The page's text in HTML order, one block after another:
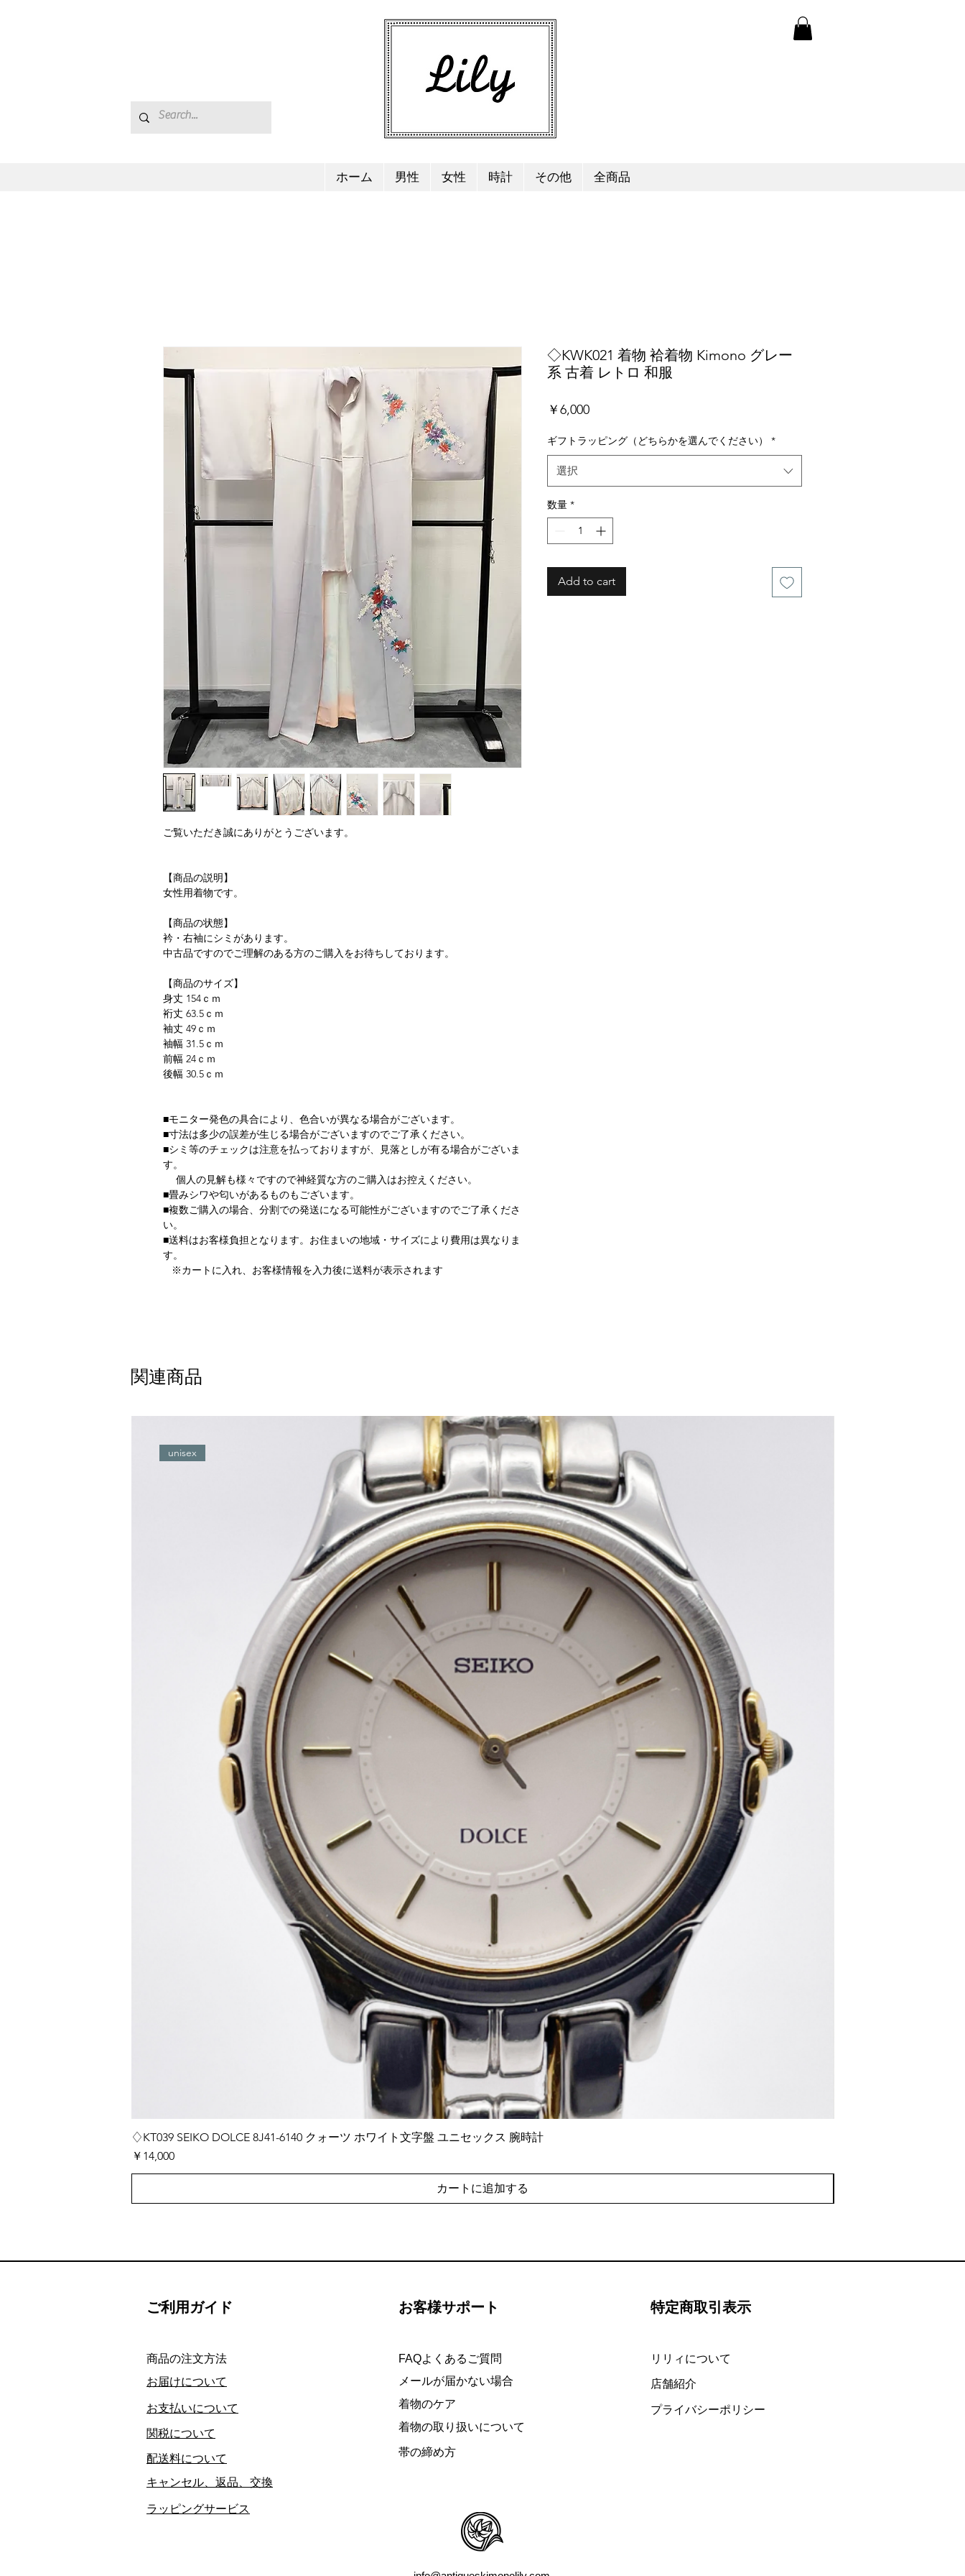
ホーム 男性 女性 時計 その他 全商品
ご覧いただき誠にありがとうございます。
【商品の説明】
女性用着物です。
【商品の状態】
衿・右袖にシミがあります。
中古品ですのでご理解のある方のご購入をお待ちしております。
【商品のサイズ】
身丈 154ｃｍ
裄丈 63.5ｃｍ
袖丈 49ｃｍ
袖幅 31.5ｃｍ
前幅 24ｃｍ
後幅 30.5ｃｍ
■モニター発色の具合により、色合いが異なる場合がございます。
■寸法は多少の誤差が生じる場合がございますのでご了承ください。
■シミ等のチェックは注意を払っておりますが、見落としが有る場合がございま
す。
個人の見解も様々ですので神経質な方のご購入はお控えください。
■畳みシワや匂いがあるものもございます。
■複数ご購入の場合、分割での発送になる可能性がございますのでご了承くださ
い。
■送料はお客様負担となります。お住まいの地域・サイズにより費用は異なりま
す。
※カートに入れ、お客様情報を入力後に送料が表示されます
◇KWK021 着物 袷着物 Kimono グレー
系 古着 レトロ 和服
￥6,000価
ギフトラッピング（どちらかを選んでください） *
選択
数量 *
Add to cart
関連商品
クイックビュー
unisex
♢KT039 SEIKO DOLCE 8J41-6140 クォーツ ホワイト文字盤 ユニセックス 腕時計
価格
￥14,000
カートに追加する
ご利用ガイド
​商品の注文方法
お届けについて
お支払いについて
関税について
配送料について
お客様サポート
FAQよくあるご質問
メールが届かない場合
着物のケア
着物の取り扱いについて
特定商取引表示
​リリィについて
​店舗紹介
プライバシーポリシー
​帯の締め方
キャンセル、返品、交換
ラッピングサービス